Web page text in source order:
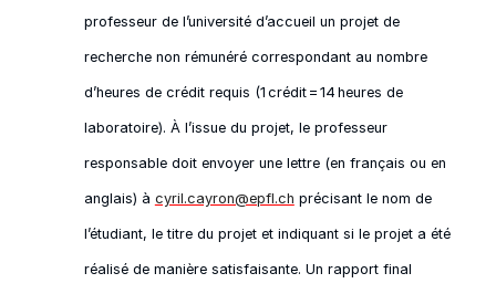
professeur de l’université d’accueil un projet de
recherche non rémunéré correspondant au nombre
d’heures de crédit requis (1 crédit = 14 heures de
laboratoire). À l’issue du projet, le professeur
responsable doit envoyer une lettre (en français ou en
anglais) à cyril.cayron@epfl.ch précisant le nom de
l’étudiant, le titre du projet et indiquant si le projet a été
réalisé de manière satisfaisante. Un rapport final